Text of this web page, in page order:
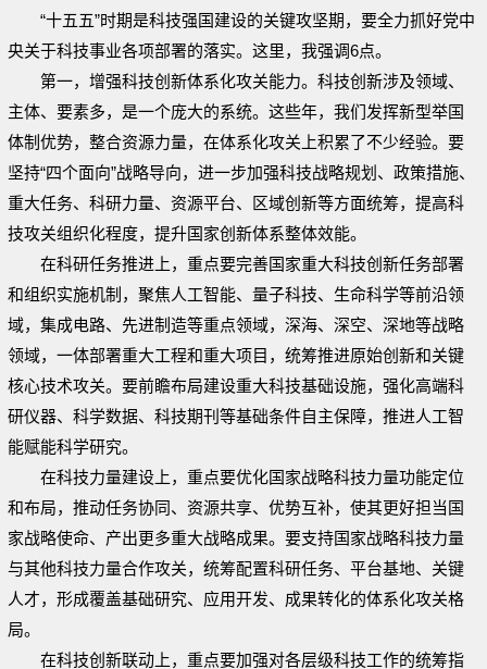
“十五五”时期是科技强国建设的关键攻坚期，要全力抓好党中
央关于科技事业各项部署的落实。这里，我强调6点。
第一，增强科技创新体系化攻关能力。科技创新涉及领域、
主体、要素多，是一个庞大的系统。这些年，我们发挥新型举国
体制优势，整合资源力量，在体系化攻关上积累了不少经验。要
坚持“四个面向”战略导向，进一步加强科技战略规划、政策措施、
重大任务、科研力量、资源平台、区域创新等方面统筹，提高科
技攻关组织化程度，提升国家创新体系整体效能。
在科研任务推进上，重点要完善国家重大科技创新任务部署
和组织实施机制，聚焦人工智能、量子科技、生命科学等前沿领
域，集成电路、先进制造等重点领域，深海、深空、深地等战略
领域，一体部署重大工程和重大项目，统筹推进原始创新和关键
核心技术攻关。要前瞻布局建设重大科技基础设施，强化高端科
研仪器、科学数据、科技期刊等基础条件自主保障，推进人工智
能赋能科学研究。
在科技力量建设上，重点要优化国家战略科技力量功能定位
和布局，推动任务协同、资源共享、优势互补，使其更好担当国
家战略使命、产出更多重大战略成果。要支持国家战略科技力量
与其他科技力量合作攻关，统筹配置科研任务、平台基地、关键
人才，形成覆盖基础研究、应用开发、成果转化的体系化攻关格
局。
在科技创新联动上，重点要加强对各层级科技工作的统筹指